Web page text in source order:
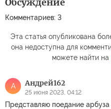
Комментариев: 3
Эта статья опубликована
она недоступна для
можете найти на
А Андрей162
25 июня 2023, 04:12
Представляю поедание